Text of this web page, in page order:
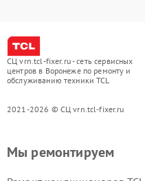
СЦ vrn.tcl-fixer.ru - сеть сервисных
центров в Воронеже по ремонту и
обслуживанию техники TCL
2021-2026 © СЦ vrn.tcl-fixer.ru
Мы ремонтируем